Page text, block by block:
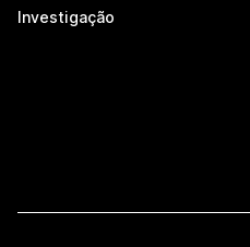
Investigação